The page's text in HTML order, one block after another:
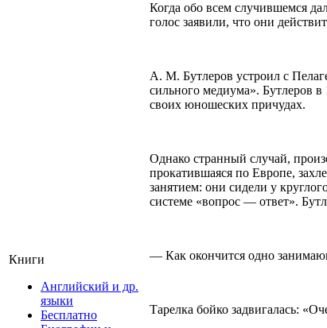
Книги
Английский и др.
языки
Бесплатно
Когда обо всем случившемся
голос заявили, что они
А. М. Бутлеров устроил с
сильного медиума». Бутлеров
своих юношеских причудах.
Однако странный случай,
прокатившаяся по Европе,
занятием: они сидели у
системе «вопрос — ответ».
— Как окончится одно
Тарелка бойко задвигалась: